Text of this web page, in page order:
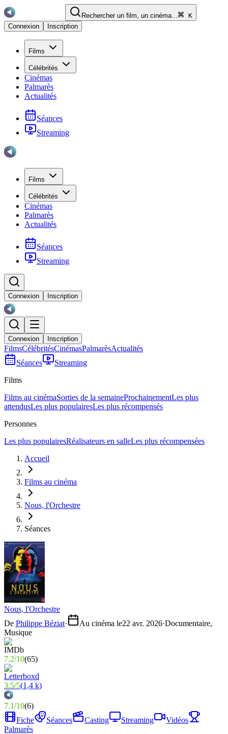
Rechercher un film, un cinéma...
K
Connexion
Inscription
Films
Célébrités
Cinémas
Palmarès
Actualités
Séances
Streaming
Films
Célébrités
Cinémas
Palmarès
Actualités
Séances
Streaming
Connexion Inscription
Connexion Inscription
FilmsCélébritésCinémasPalmarèsActualités
Séances
Streaming
Films
Films au cinémaSorties de la semaineProchainementLes plus
attendusLes plus populairesLes plus récompensés
Personnes
Les plus populairesRéalisateurs en salleLes plus récompensées
Accueil
Films au cinéma
Nous, l'Orchestre
Séances
Nous, l'Orchestre
De Philippe Béziat· Au cinéma le22 avr. 2026·Documentaire,
Musique
7.2/10(65)
3.5/5(1,4 k)
7.1/10(6)
Fiche
Séances Casting Streaming
Vidéos
Palmarès